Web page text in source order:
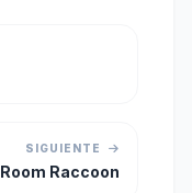
SIGUIENTE
Room Raccoon